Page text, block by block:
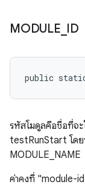
MODULE ID
public static
รหัสโมดูลคือชื่อที่จะ
testRunStart โดย
MODULE_NAME
ค่าคงที่ "module-